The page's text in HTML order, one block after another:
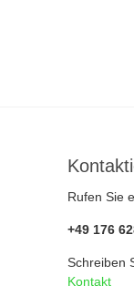
Rufen Sie
+49 176
Schreiben
Kontakt